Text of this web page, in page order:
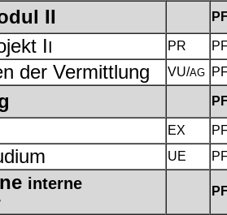
II
II PR
der Vermittlung VU/AG
EX
UE
interne